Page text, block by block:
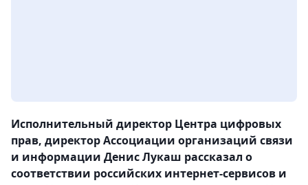
Исполнительный директор Центра цифровых
прав, директор Ассоциации организаций связи
и информации Денис Лукаш рассказал о
соответствии российских интернет-сервисов и